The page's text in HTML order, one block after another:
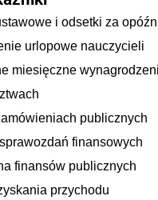
i odsetki za
urlopowe nauczycieli
miesięczne
publicznych
finansowych
finansów publicznych
przychodu